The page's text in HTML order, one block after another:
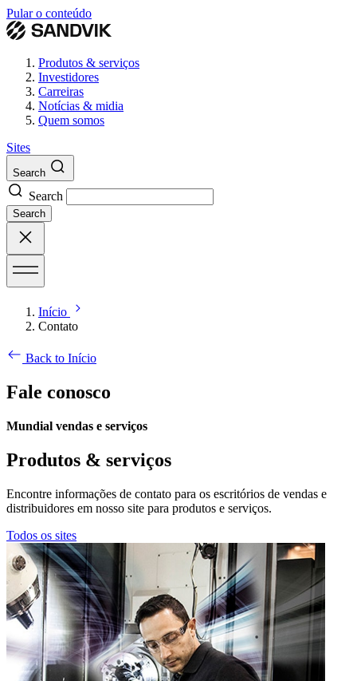
Pular o conteúdo
Produtos & serviços
Investidores
Carreiras
Notícias & midia
Quem somos
Sites
Search
Search
Search
Início
Contato
Back to Início
Fale conosco
Mundial vendas e serviços
Produtos & serviços
Encontre informações de contato para os escritórios de vendas e
distribuidores em nosso site para produtos e serviços.
Todos os sites